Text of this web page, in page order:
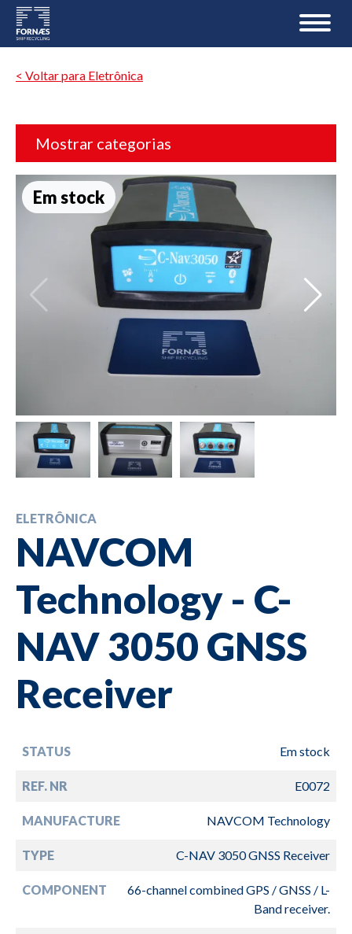
< Voltar para Eletrônica
Mostrar categorias
Em stock
ELETRÔNICA
NAVCOM
Technology - C-
NAV 3050 GNSS
Receiver
STATUS Em stock
REF. NR E0072
MANUFACTURE NAVCOM Technology
TYPE C-NAV 3050 GNSS Receiver
COMPONENT
66-channel combined GPS / GNSS / L-
Band receiver.